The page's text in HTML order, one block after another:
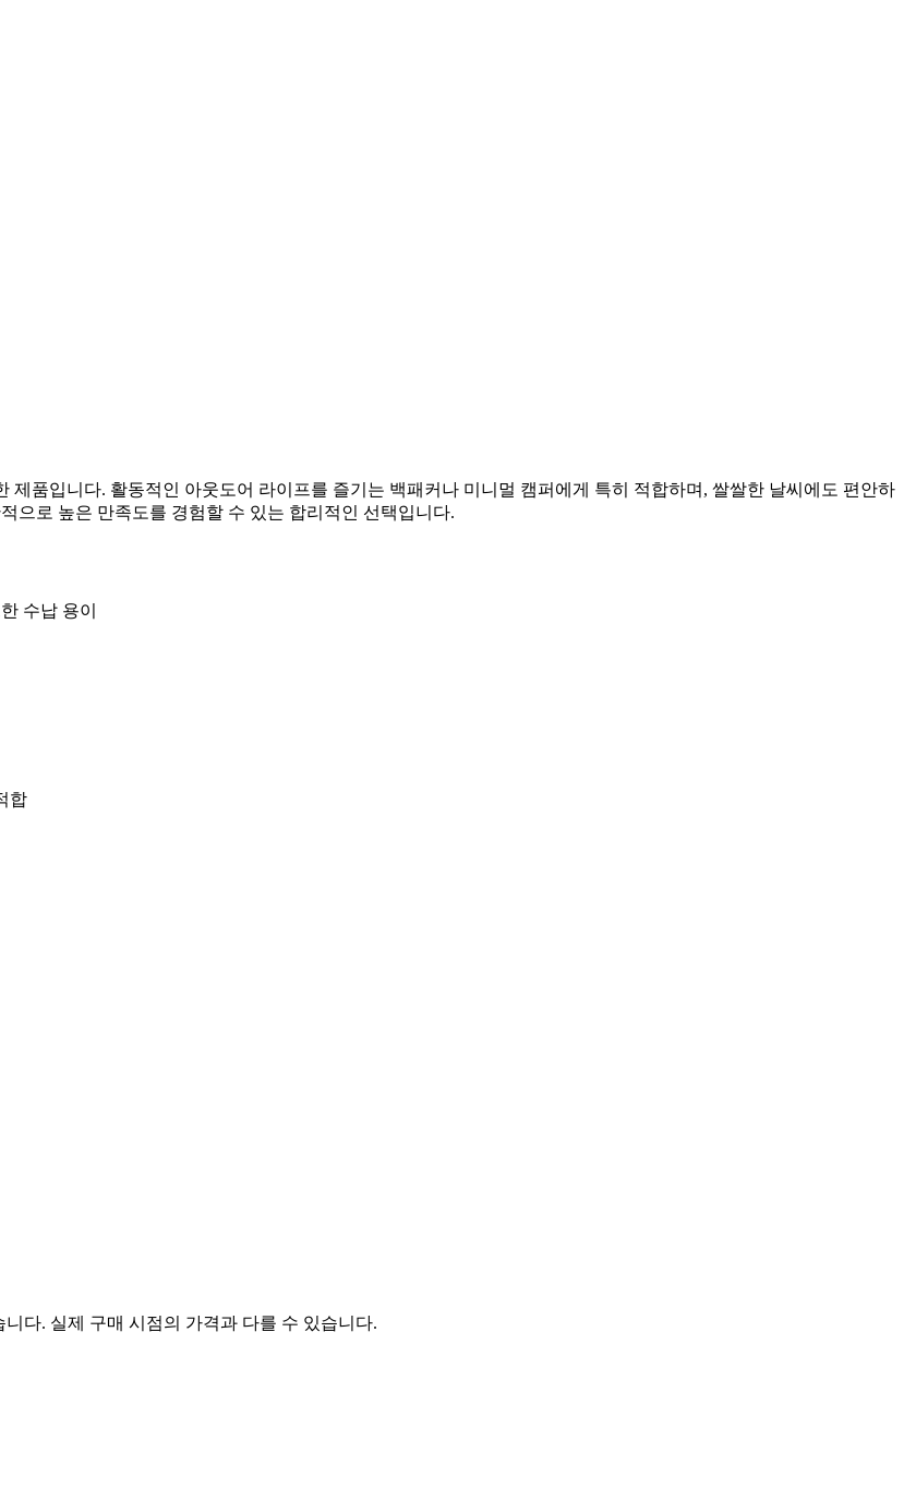
제품입니다. 활동적인 아웃도어 라이프를 즐기는 백패커나 미니멀 캠퍼에게 특히 적합하며, 쌀쌀한 날씨에도 편안하
으로 높은 만족도를 경험할 수 있는 합리적인 선택입니다.
수납 용이
합
다. 실제 구매 시점의 가격과 다를 수 있습니다.